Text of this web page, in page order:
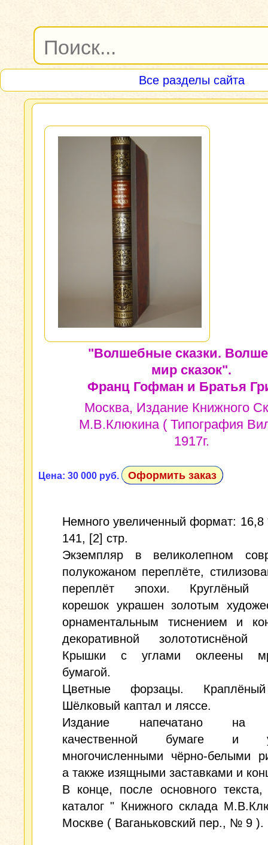
Все разделы сайта
"Волшебные сказки.
мир сказок".
Франц Гофман и Братья
Москва, Издание Книжного
М.В.Клюкина ( Типография
1917г.
Цена: 30 000 руб. Оформить заказ
Немного увеличенный формат:
141, [2] стр.
Экземпляр в великолепном
полукожаном переплёте,
переплёт эпохи. Круглёный
корешок украшен золотым
орнаментальным тиснением и
декоративной золототиснёной
Крышки с углами оклеены
бумагой.
Цветные форзацы.
Шёлковый каптал и ляссе.
Издание напечатано на
качественной бумаге и
многочисленными чёрно-белыми
а также изящными заставками и
В конце, после основного
каталог " Книжного склада
Москве ( Ваганьковский пер., № 9 ).